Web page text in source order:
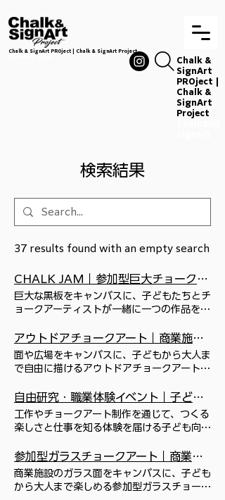
Chalk & SignArt PROject | Chalk & SignArt Project
Chalk &
SignArt
PROject |
Chalk &
SignArt
Project
検索結果
37 results found with an empty search
CHALK JAM｜参加型巨大チョークアートイベント｜CHALK’S
巨大な黒板をキャンバスに、子どもたちとチ
ョークアーティストが一緒に一つの作品を完
治体の集客や周年企画に適した参加型巨大チ
ョークアートイベントを、企画・デザイン・
制作・当日運営まで全国対応します。
チョークアート 巨大な黒板をキャンバスに
して アーティストによりデザイン監修され
たレイアウトに子ども達が絵を描き チョー
クアーテイストのライブアートも同じキャン
も達の絵を融合させて一つのアートが描き上
げる 参加型の巨大チョークアートイベント
です。 完成作品はこども作品展を兼ねたア
アウトドアチョークアート｜商業施設の親子向け屋外イベント
面や広場をキャンバスに、子どもから大人ま
で自由に描けるアウトドアチョークアート。
の地域イベントに最適な、親子参加型の非日
常アート体験を企画・運営します。環境・人
体に配慮したチョークを使用しています。
出願中） 地面 に描く非日常体験 開催実績
№1で各地で好評を博している 路上や広場を
キャンバスに屋外で開かれる アウトドアチ
ョークアートは、 青空の下、好きな場所に
自由研究・職業体験イベント｜子ども向けチョークアート企画
工作やチョークアート制作を通じて、つくる
楽しさと仕事を知る体験を届ける子ども向け
ードづくりや、チョークアート看板アーティ
スト体験を、商業施設の夏休み・自由研究企
画としてご提案します。 自由課題・職業体
験 キッズイベント 工作やアート制作を通じ
参加型ガラスチョークアート｜商業施設の親子・ファミリーイベント
商業施設のガラス面をキャンバスに、子ども
から大人まで楽しめる参加型ガラスチョーク